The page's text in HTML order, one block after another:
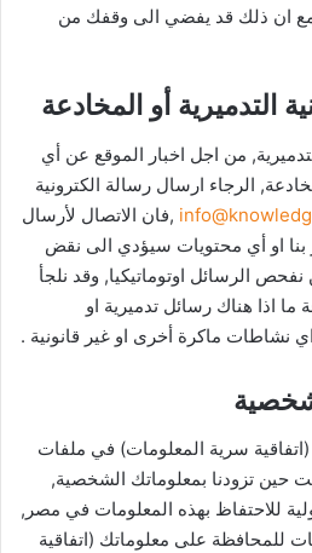
ان ذلك قد يفضي الى وقفك من
التدميرية أو المخادعة
من اجل اخبار الموقع عن أي
الرجاء ارسال رسالة الكترونية
,فان الاتصال لأرسال
بنا او أي محتويات سيؤدي الى نقض
الرسائل اوتوماتيكيا, وقد نلجأ
ما اذا هناك رسائل تدميرية او
ماكرة أخرى او غير قانونية .
سرية المعلومات) في ملفات
حين تزودنا بمعلوماتك الشخصية,
للاحتفاظ بهذه المعلومات في مصر,
للمحافظة على معلوماتك (اتفاقية